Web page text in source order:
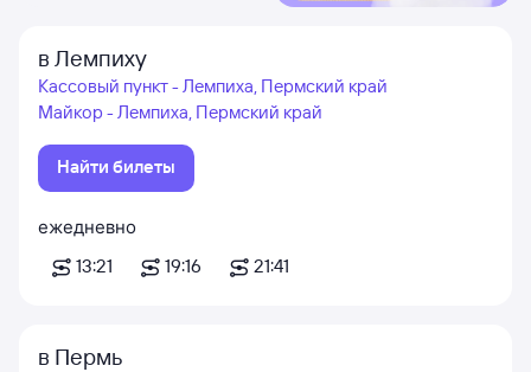
в Лемпиху
Кассовый пункт - Лемпиха, Пермский край
Майкор - Лемпиха, Пермский край
Найти билеты
ежедневно
13:21
19:16 21:41
в Пермь